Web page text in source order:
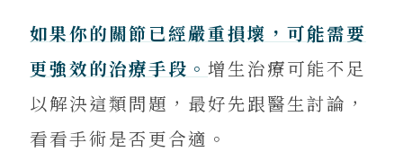
如果你的關節已經嚴重損壞，可能需要
更強效的治療手段。 增生治療可能不足
以解決這類問題，最好先跟醫生討論，
看看手術是否更合適。